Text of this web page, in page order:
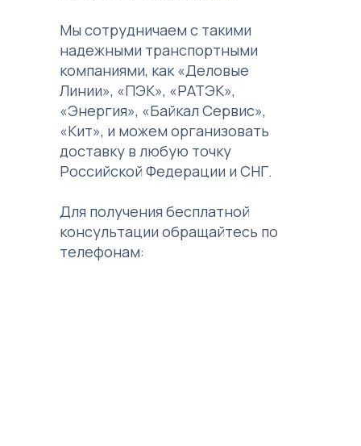
Мы сотрудничаем с такими
надежными транспортными
компаниями, как «Деловые
Линии», «ПЭК», «РАТЭК»,
«Энергия», «Байкал Сервис»,
«Кит», и можем организовать
доставку в любую точку
Российской Федерации и СНГ.
Для получения бесплатной
консультации обращайтесь по
телефонам: